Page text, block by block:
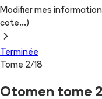
Modifier mes
cote...)
Terminée
Tome 2/18
Otomen tome 2